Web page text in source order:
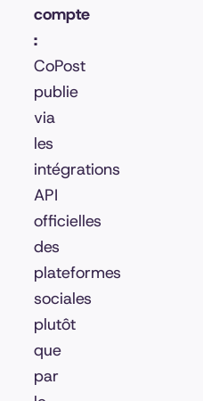
compte
:
CoPost
publie
via
les
intégrations
API
officielles
des
plateformes
sociales
plutôt
que
par